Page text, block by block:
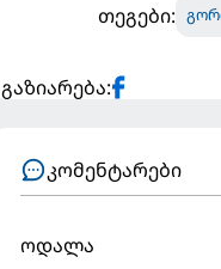
თეგები:
გაზიარება:
კომენტარები
ოდალა